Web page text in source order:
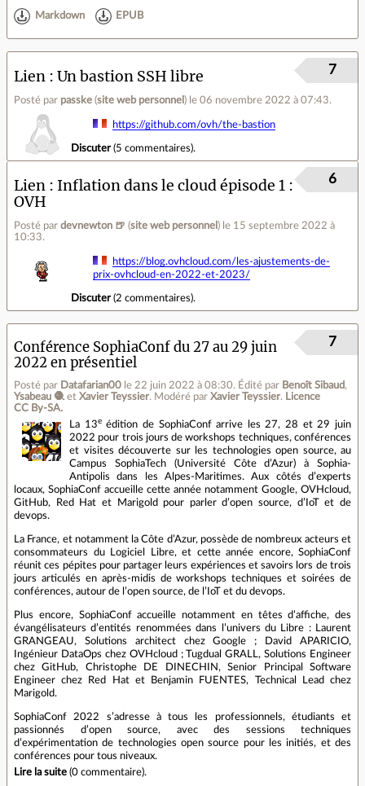
Markdown EPUB
Lien Un bastion SSH libre
Posté par passke (site web personnel ) le 06 novembre 2022 à 07:43.
7
https://github.com/ovh/the-bastion
Discuter(5 commentaires).
Lien
Inflation dans le cloud épisode 1 :
OVH
Posté par devnewton 🍺 (site web personnel ) le 15 septembre 2022 à
10:33.
6
https://blog.ovhcloud.com/les-ajustements-de-
prix-ovhcloud-en-2022-et-2023/
Discuter(2 commentaires).
Conférence SophiaConf du 27 au 29 juin
2022 en présentiel
Posté par Datafarian00 le 22 juin 2022 à 08:30. Édité par Benoît Sibaud,
Ysabeau 🧶 et Xavier Teyssier. Modéré par Xavier Teyssier. Licence
CC By‑SA.
7
La 13eédition de SophiaConf arrive les 27, 28 et 29 juin
2022 pour trois jours de workshops techniques, conférences
et visites découverte sur les technologies open source, au
Campus SophiaTech (Université Côte d’Azur) à Sophia-
Antipolis dans les Alpes-Maritimes. Aux côtés d’experts
locaux, SophiaConf accueille cette année notamment Google, OVHcloud,
GitHub, Red Hat et Marigold pour parler d’open source, d’IoT et de
devops.
La France, et notamment la Côte d’Azur, possède de nombreux acteurs et
consommateurs du Logiciel Libre, et cette année encore, SophiaConf
réunit ces pépites pour partager leurs expériences et savoirs lors de trois
jours articulés en après-midis de workshops techniques et soirées de
conférences, autour de l’open source, de l’IoT et du devops.
Plus encore, SophiaConf accueille notamment en têtes d’affiche, des
évangélisateurs d’entités renommées dans l’univers du Libre : Laurent
GRANGEAU, Solutions architect chez Google ; David APARICIO,
Ingénieur DataOps chez OVHcloud ; Tugdual GRALL, Solutions Engineer
chez GitHub, Christophe DE DINECHIN, Senior Principal Software
Engineer chez Red Hat et Benjamin FUENTES, Technical Lead chez
Marigold.
SophiaConf 2022 s’adresse à tous les professionnels, étudiants et
passionnés d’open source, avec des sessions techniques
d’expérimentation de technologies open source pour les initiés, et des
conférences pour tous niveaux.
Lire la suite (0 commentaire).